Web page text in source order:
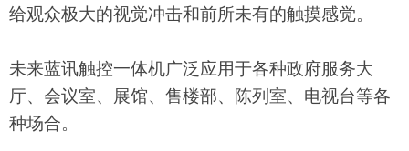
给观众极大的视觉冲击和前所未有的触摸感觉。
未来蓝讯触控一体机广泛应用于各种政府服务大
厅、会议室、展馆、售楼部、陈列室、电视台等各
种场合。